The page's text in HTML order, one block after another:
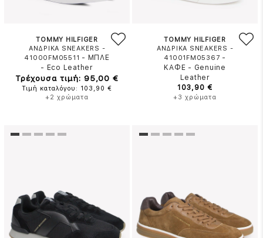
TOMMY HILFIGER
ΑΝΔΡΙΚΑ SNEAKERS -
41000FM05511 - ΜΠΛΕ
- Eco Leather
Τρέχουσα τιμή: 95,00 €
Τιμή καταλόγου: 103,90 €
+2 χρώματα
TOMMY HILFIGER
ΑΝΔΡΙΚΑ SNEAKERS -
41001FM05367 -
ΚΑΦΕ - Genuine
Leather
103,90 €
+3 χρώματα